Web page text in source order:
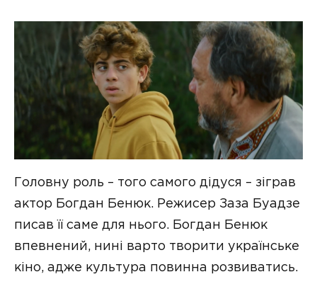
Головну роль – того самого дідуся – зіграв
актор Богдан Бенюк. Режисер Заза Буадзе
писав її саме для нього. Богдан Бенюк
впевнений, нині варто творити українське
кіно, адже культура повинна розвиватись.